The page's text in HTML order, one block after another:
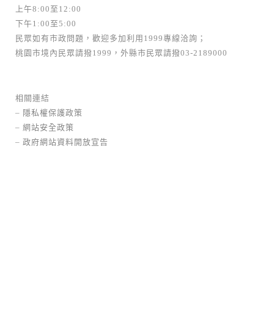
上午8:00至12:00
下午1:00至5:00
民眾如有市政問題，歡迎多加利用1999專線洽詢；
桃園市境內民眾請撥1999，外縣市民眾請撥03-2189000
相關連結
– 隱私權保護政策
– 網站安全政策
– 政府網站資料開放宣告